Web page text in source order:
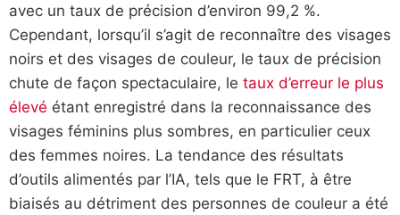
avec un taux de précision d’environ 99,2 %.
Cependant, lorsqu’il s’agit de reconnaître des visages
noirs et des visages de couleur, le taux de précision
chute de façon spectaculaire, le taux d’erreur le plus
élevé étant enregistré dans la reconnaissance des
visages féminins plus sombres, en particulier ceux
des femmes noires. La tendance des résultats
d’outils alimentés par l’IA, tels que le FRT, à être
biaisés au détriment des personnes de couleur a été